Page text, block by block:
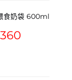
溫
食奶袋 600ml
360